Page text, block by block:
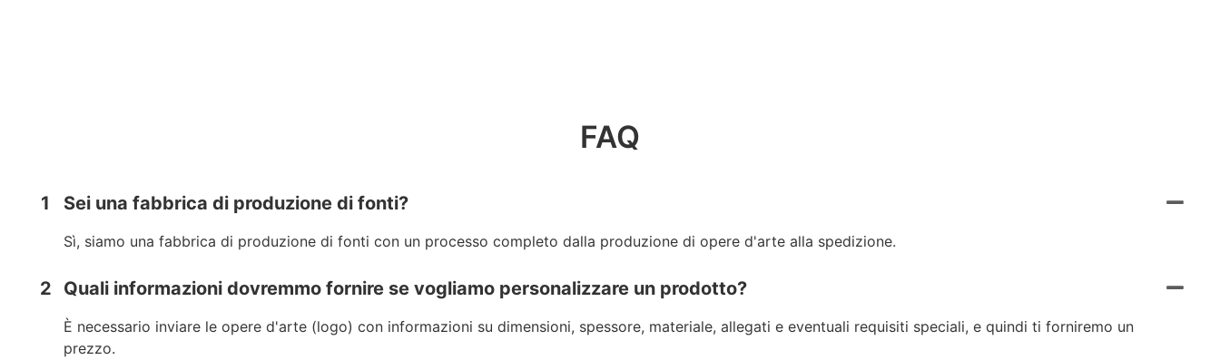
FAQ
1 Sei una fabbrica di produzione di fonti?
Sì, siamo una fabbrica di produzione di fonti con un processo completo dalla produzione di opere d'arte alla spedizione.
2 Quali informazioni dovremmo fornire se vogliamo personalizzare un prodotto?
È necessario inviare le opere d'arte (logo) con informazioni su dimensioni, spessore, materiale, allegati e eventuali requisiti speciali, e quindi ti forniremo un
prezzo.